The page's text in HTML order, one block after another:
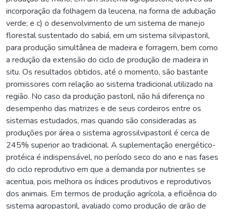
incorporação da folhagem da leucena, na forma de adubação
verde; e c) o desenvolvimento de um sistema de manejo
florestal sustentado do sabiá, em um sistema silvipastoril,
para produção simultânea de madeira e forragem, bem como
a redução da extensão do ciclo de produção de madeira in
situ. Os resultados obtidos, até o momento, são bastante
promissores com relação ao sistema tradicional utilizado na
região. No caso da produção pastoril, não há diferença no
desempenho das matrizes e de seus cordeiros entre os
sistemas estudados, mas quando são consideradas as
produções por área o sistema agrossilvipastoril é cerca de
245% superior ao tradicional. A suplementação energético-
protéica é indispensável, no período seco do ano e nas fases
do ciclo reprodutivo em que a demanda por nutrientes se
acentua, pois melhora os índices produtivos e reprodutivos
dos animais. Em termos de produção agrícola, a eficiência do
sistema agropastoril, avaliado como produção de grão de